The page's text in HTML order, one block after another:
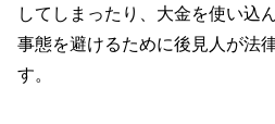
してしまったり、大金を使い込
事態を避けるために後見人が法
す。